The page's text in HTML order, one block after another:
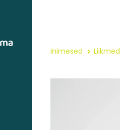
Inimesed Liikmed